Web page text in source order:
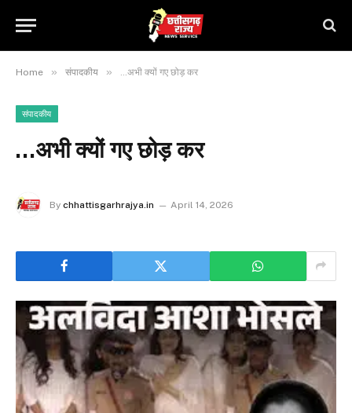
Home » संपादकीय » …अभी क्यों गए छोड़ कर
संपादकीय
…अभी क्यों गए छोड़ कर
By chhattisgarhrajya.in April 14, 2026